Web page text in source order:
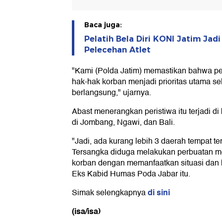
Baca juga:
Pelatih Bela Diri KONI Jatim
Pelecehan Atlet
"Kami (Polda Jatim) memastikan bahwa
hak-hak korban menjadi prioritas utama
berlangsung," ujarnya.
Abast menerangkan peristiwa itu terjadi
di Jombang, Ngawi, dan Bali.
"Jadi, ada kurang lebih 3 daerah tempat
Tersangka diduga melakukan perbuatan
korban dengan memanfaatkan situasi
Eks Kabid Humas Poda Jabar itu.
Simak selengkapnyadi sini
(isa/isa)